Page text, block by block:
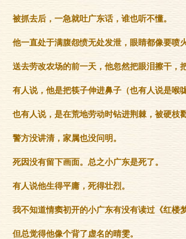
被抓去后，一急就吐广东话，谁也听不懂。
他一直处于满腹怨愤无处发泄，眼睛都像要喷
送去劳改农场的前一天，他忽然把眼泪擦干，
有人说，他是把筷子伸进鼻子（也有人说是喉
也有人说，是在荒地劳动时钻进荆棘，被硬枝
警方没讲清，家属也没问明。
死因没有留下画面。总之小广东是死了。
有人说他生得平庸，死得壮烈。
我不知道情窦初开的小广东有没有读过《红楼梦
但总觉得他像个背了虚名的晴雯。